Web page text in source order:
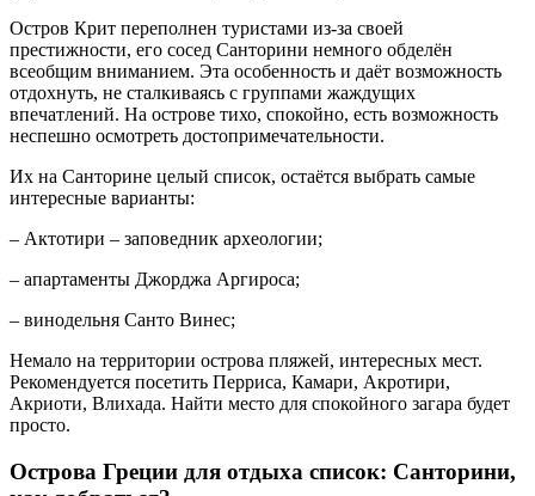
Остров Крит переполнен туристами из-за своей
престижности, его сосед Санторини немного обделён
всеобщим вниманием. Эта особенность и даёт возможность
отдохнуть, не сталкиваясь с группами жаждущих
впечатлений. На острове тихо, спокойно, есть возможность
неспешно осмотреть достопримечательности.
Их на Санторине целый список, остаётся выбрать самые
интересные варианты:
– Актотири – заповедник археологии;
– апартаменты Джорджа Аргироса;
– винодельня Санто Винес;
Немало на территории острова пляжей, интересных мест.
Рекомендуется посетить Перриса, Камари, Акротири,
Акриоти, Влихада. Найти место для спокойного загара будет
просто.
Острова Греции для отдыха список: Санторини,